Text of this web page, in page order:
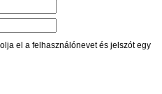
el a felhasználónevet és jelszót egy